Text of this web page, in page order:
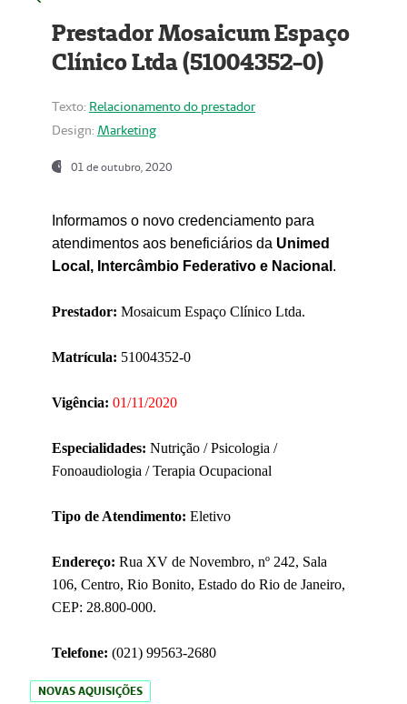
Prestador Mosaicum Espaço
Clínico Ltda (51004352-0)
Texto: Relacionamento do prestador
Design: Marketing
01 de outubro, 2020
Informamos o novo credenciamento para
atendimentos aos beneficiários da Unimed
Local, Intercâmbio Federativo e Nacional .
Prestador: Mosaicum Espaço Clínico Ltda.
Matrícula: 51004352-0
Vigência: 01/11/2020
Especialidades: Nutrição / Psicologia /
Fonoaudiologia / Terapia Ocupacional
Tipo de Atendimento: Eletivo
Endereço: Rua XV de Novembro, nº 242, Sala
106, Centro, Rio Bonito, Estado do Rio de Janeiro,
CEP: 28.800-000.
Telefone: (021) 99563-2680
NOVAS AQUISIÇÕES